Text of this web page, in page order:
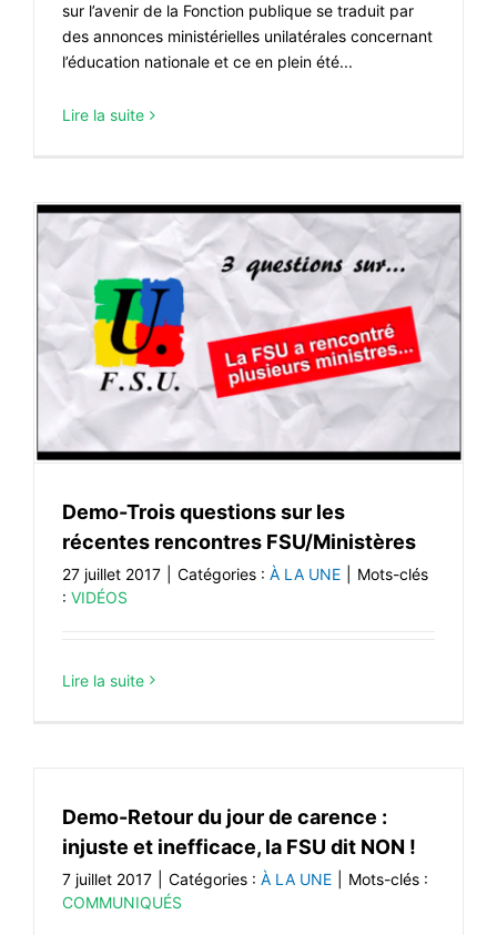
sur l’avenir de la Fonction publique se traduit par
des annonces ministérielles unilatérales concernant
l’éducation nationale et ce en plein été...
Lire la suite
Demo-Trois questions sur les
récentes rencontres FSU/Ministères
27 juillet 2017 Catégories : À LA UNE
Mots-clés
: VIDÉOS
Lire la suite
Demo-Retour du jour de carence :
injuste et inefficace, la FSU dit NON !
7 juillet 2017 Catégories : À LA UNE
Mots-clés :
COMMUNIQUÉS